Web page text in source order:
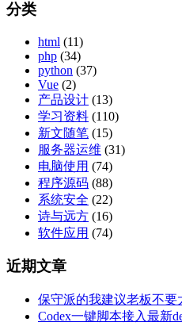
分类
html (11)
php (34)
python (37)
Vue (2)
产品设计 (13)
学习资料 (110)
新文随笔 (15)
服务器运维 (31)
电脑使用 (74)
程序源码 (88)
系统安全 (22)
诗与远方 (16)
软件应用 (74)
近期文章
保守派的我建议老板不
Codex一键脚本接入最新